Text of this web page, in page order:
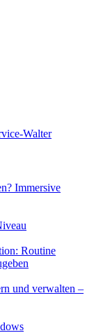
Immersive
Routine
und verwalten –